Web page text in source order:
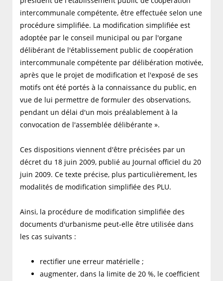
intercommunale compétente, être effectuée selon une
procédure simplifiée. La modification simplifiée est
adoptée par le conseil municipal ou par l'organe
délibérant de l'établissement public de coopération
intercommunale compétente par délibération motivée,
après que le projet de modification et l'exposé de ses
motifs ont été portés à la connaissance du public, en
vue de lui permettre de formuler des observations,
pendant un délai d'un mois préalablement à la
convocation de l'assemblée délibérante ».
Ces dispositions viennent d'être précisées par un
décret du 18 juin 2009, publié au Journal officiel du 20
juin 2009. Ce texte précise, plus particulièrement, les
modalités de modification simplifiée des PLU.
Ainsi, la procédure de modification simplifiée des
documents d'urbanisme peut-elle être utilisée dans
les cas suivants :
rectifier une erreur matérielle ;
augmenter, dans la limite de 20 %, le coefficient